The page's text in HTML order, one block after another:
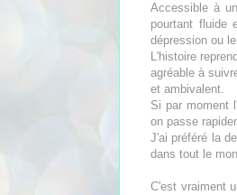
Accessible à
pourtant fluide
dépression ou
L'histoire
agréable à
et ambivalent.
Si par moment
on passe
J'ai préféré la
dans tout le
C'est vraiment